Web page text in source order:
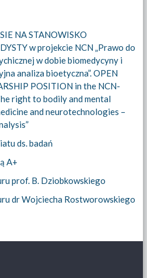
NA STANOWISKO
w projekcie NCN „Prawo do
w dobie biomedycyny i
analiza bioetyczna”. OPEN
POSITION in the NCN-
right to bodily and mental
and neurotechnologies –
ds. badań
A+
prof. B. Dziobkowskiego
dr Wojciecha Rostworowskiego